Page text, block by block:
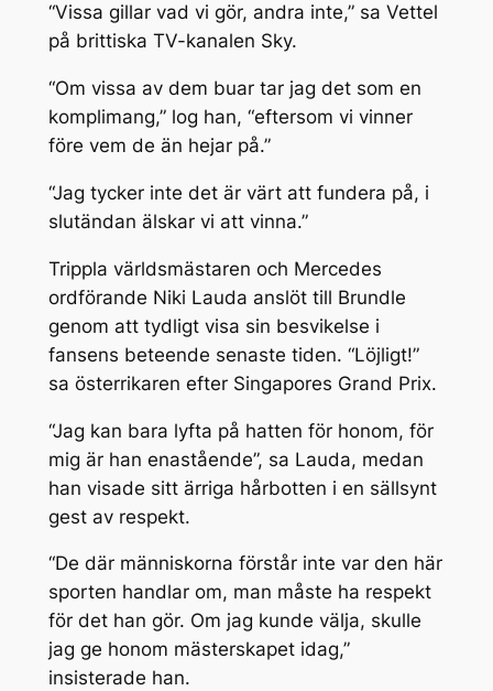
“Vissa gillar vad vi gör, andra inte,” sa Vettel
på brittiska TV-kanalen Sky.
“Om vissa av dem buar tar jag det som en
komplimang,” log han, “eftersom vi vinner
före vem de än hejar på.”
“Jag tycker inte det är värt att fundera på, i
slutändan älskar vi att vinna.”
Trippla världsmästaren och Mercedes
ordförande Niki Lauda anslöt till Brundle
genom att tydligt visa sin besvikelse i
fansens beteende senaste tiden. “Löjligt!”
sa österrikaren efter Singapores Grand Prix.
“Jag kan bara lyfta på hatten för honom, för
mig är han enastående”, sa Lauda, medan
han visade sitt ärriga hårbotten i en sällsynt
gest av respekt.
“De där människorna förstår inte var den här
sporten handlar om, man måste ha respekt
för det han gör. Om jag kunde välja, skulle
jag ge honom mästerskapet idag,”
insisterade han.